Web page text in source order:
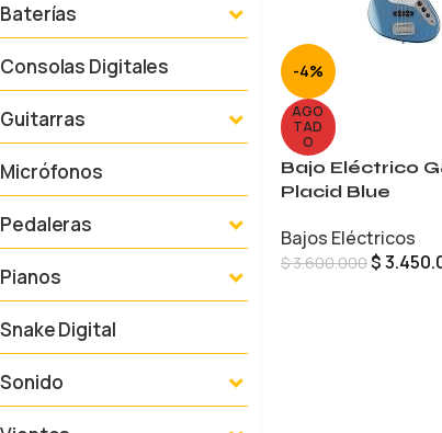
Baterías
Consolas Digitales
Guitarras
Micrófonos
Pedaleras
Pianos
Snake Digital
Sonido
-4%
AGO
TAD
O
Bajo Eléctrico
Placid Blue
Bajos Eléctricos
$3.600.000$